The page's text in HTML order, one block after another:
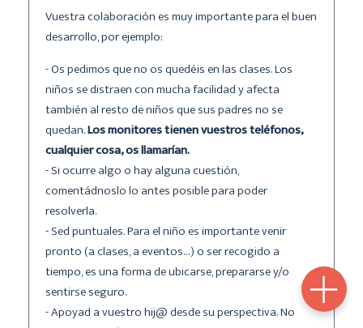
Vuestra colaboración es muy importante para el buen
desarrollo, por ejemplo:
- Os pedimos que no os quedéis en las clases. Los
niños se distraen con mucha facilidad y afecta
también al resto de niños que sus padres no se
quedan.Los monitores tienen vuestros teléfonos,
cualquier cosa, os llamarían.
- Si ocurre algo o hay alguna cuestión,
comentádnoslo lo antes posible para poder
resolverla.
- Sed puntuales. Para el niño es importante venir
pronto (a clases, a eventos…) o ser recogido a
tiempo, es una forma de ubicarse, prepararse y/o
sentirse seguro.
- Apoyad a vuestro hij@ desde su perspectiva. No